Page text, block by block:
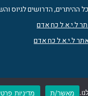
ההיתרים, הדרושים לגיוס
ל.י.א.ל כח אדם
ל.י.א.ל כח אדם
מאשר/ת מדיניות